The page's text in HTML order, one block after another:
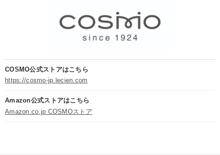
COSMO公式ストアはこちら
https://cosmo-jp.lecien.com
Amazon公式ストアはこちら
Amazon.co.jp COSMOストア